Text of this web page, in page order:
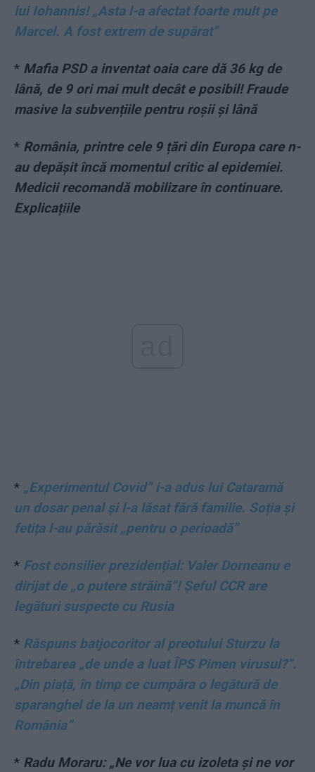
lui Iohannis! „Asta l-a afectat foarte mult pe
Marcel. A fost extrem de supărat”
* Mafia PSD a inventat oaia care dă 36 kg de
lână, de 9 ori mai mult decât e posibil! Fraude
masive la subvențiile pentru roșii și lână
* România, printre cele 9 țări din Europa care n-
au depășit încă momentul critic al epidemiei.
Medicii recomandă mobilizare în continuare.
Explicațiile
* „Experimentul Covid” i-a adus lui Cataramă
un dosar penal și l-a lăsat fără familie. Soția și
fetița l-au părăsit „pentru o perioadă”
* Fost consilier prezidențial: Valer Dorneanu e
dirijat de „o putere străină”! Șeful CCR are
legături suspecte cu Rusia
* Răspuns batjocoritor al preotului Sturzu la
întrebarea „de unde a luat ÎPS Pimen virusul?”.
„Din piață, în timp ce cumpăra o legătură de
sparanghel de la un neamț venit la muncă în
România”
* Radu Moraru: „Ne vor lua cu izoleta și ne vor